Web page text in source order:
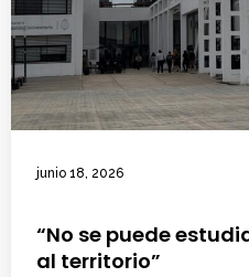
junio 18, 2026
“No se puede
al territorio”